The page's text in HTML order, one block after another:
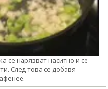
се нарязват наситно и се
След това се добавя